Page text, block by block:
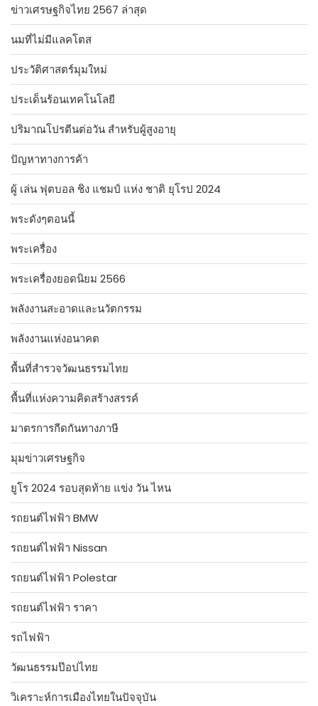
ข่าวเศรษฐกิจไทย 2567 ล่าสุด
นมที่ไม่มีแลคโตส
ประวัติศาสตร์มุมใหม่
ประเด็นร้อนเทคโนโลยี
ปริมาณโปรตีนต่อวัน สำหรับผู้สูงอายุ
ปัญหาทางการค้า
ผู้ เล่น ฟุตบอล ชิง แชมป์ แห่ง ชาติ ยุโรป 2024
พระดังๆตอนนี้
พระเครื่อง
พระเครื่องยอดนิยม 2566
พลังงานสะอาดและนวัตกรรม
พลังงานแห่งอนาคต
พื้นที่สำรวจวัฒนธรรมไทย
พื้นที่แห่งความคิดสร้างสรรค์
มาตรการกีดกันทางภาษี
มุมข่าวเศรษฐกิจ
ยูโร 2024 รอบสุดท้าย แข่ง วัน ไหน
รถยนต์ไฟฟ้า BMW
รถยนต์ไฟฟ้า Nissan
รถยนต์ไฟฟ้า Polestar
รถยนต์ไฟฟ้า ราคา
รถไฟฟ้า
วัฒนธรรมป๊อปไทย
วิเคราะห์การเมืองไทยในปัจจุบัน